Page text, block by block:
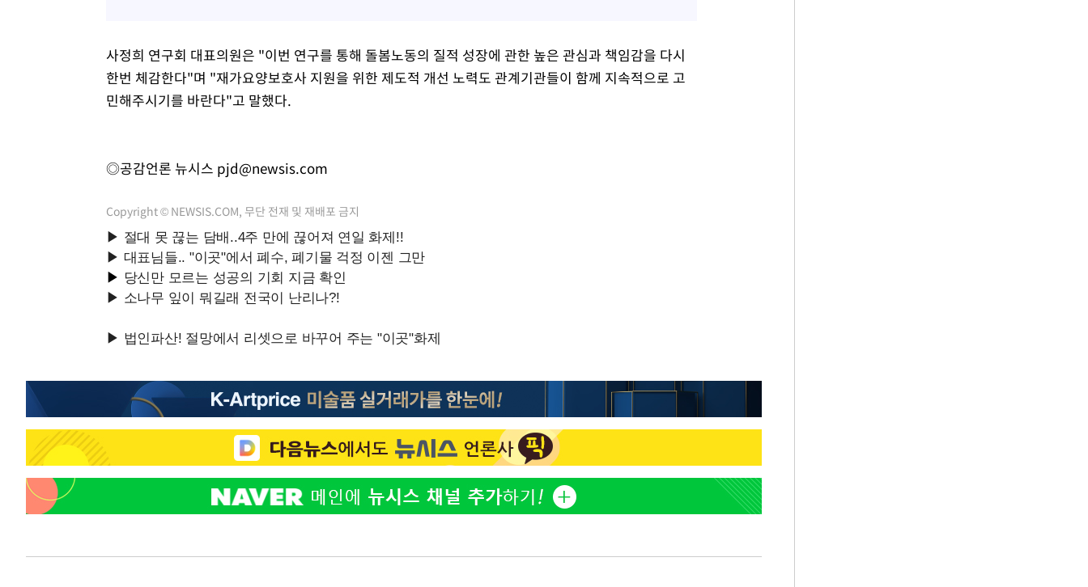
사정희 연구회 대표의원은 "이번 연구를 통해 돌봄노동의 질적 성장에 관한 높은 관심과 책임감을 다시
한번 체감한다"며 "재가요양보호사 지원을 위한 제도적 개선 노력도 관계기관들이 함께 지속적으로 고
민해주시기를 바란다"고 말했다.
◎공감언론 뉴시스 pjd@newsis.com
Copyright © NEWSIS.COM, 무단 전재 및 재배포 금지